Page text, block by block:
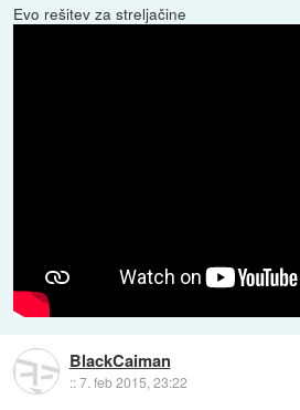
Evo rešitev za streljačine
BlackCaiman
::7. feb 2015, 23:22